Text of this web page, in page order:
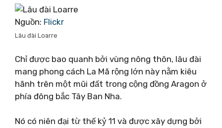
Nguồn: Flickr
Lâu đài Loarre
Chỉ được bao quanh bởi vùng nông thôn, lâu đài
mang phong cách La Mã rộng lớn này nằm kiêu
hãnh trên một mũi đất trong cộng đồng Aragon ở
phía đông bắc Tây Ban Nha.
Nó có niên đại từ thế kỷ 11 và được xây dựng bởi